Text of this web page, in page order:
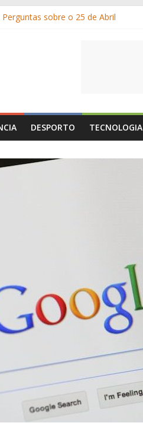
Perguntas sobre o 25 de Abril
DESPORTO TECNOLOGIA